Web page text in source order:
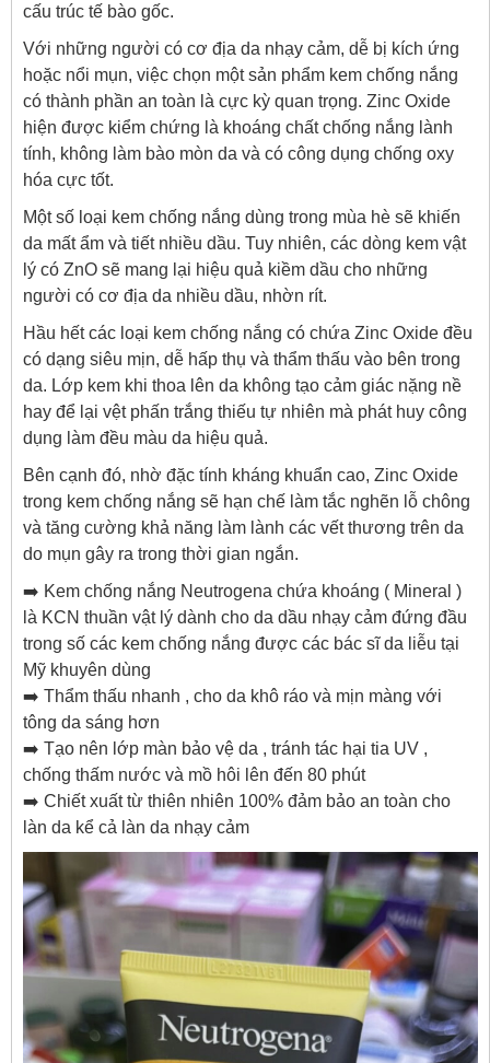
cấu trúc tế bào gốc.
Với những người có cơ địa da nhạy cảm, dễ bị kích ứng
hoặc nổi mụn, việc chọn một sản phẩm kem chống nắng
có thành phần an toàn là cực kỳ quan trọng. Zinc Oxide
hiện được kiểm chứng là khoáng chất chống nắng lành
tính, không làm bào mòn da và có công dụng chống oxy
hóa cực tốt.
Một số loại kem chống nắng dùng trong mùa hè sẽ khiến
da mất ẩm và tiết nhiều dầu. Tuy nhiên, các dòng kem vật
lý có ZnO sẽ mang lại hiệu quả kiềm dầu cho những
người có cơ địa da nhiều dầu, nhờn rít.
Hầu hết các loại kem chống nắng có chứa Zinc Oxide đều
có dạng siêu mịn, dễ hấp thụ và thẩm thấu vào bên trong
da. Lớp kem khi thoa lên da không tạo cảm giác nặng nề
hay để lại vệt phấn trắng thiếu tự nhiên mà phát huy công
dụng làm đều màu da hiệu quả.
Bên cạnh đó, nhờ đặc tính kháng khuẩn cao, Zinc Oxide
trong kem chống nắng sẽ hạn chế làm tắc nghẽn lỗ chông
và tăng cường khả năng làm lành các vết thương trên da
do mụn gây ra trong thời gian ngắn.
➡️ Kem chống nắng Neutrogena chứa khoáng ( Mineral )
là KCN thuần vật lý dành cho da dầu nhạy cảm đứng đầu
trong số các kem chống nắng được các bác sĩ da liễu tại
Mỹ khuyên dùng
➡️ Thẩm thấu nhanh , cho da khô ráo và mịn màng với
tông da sáng hơn
➡️ Tạo nên lớp màn bảo vệ da , tránh tác hại tia UV ,
chống thấm nước và mồ hôi lên đến 80 phút
➡️ Chiết xuất từ thiên nhiên 100% đảm bảo an toàn cho
làn da kể cả làn da nhạy cảm